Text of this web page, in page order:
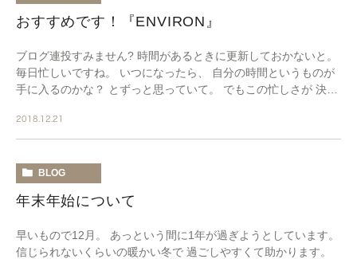
おすすめです！『ENVIRON』
ブログ連投すみません? 時間があるときに更新しておかないと。
毎日忙しいですね。 いつになったら、 自分の時間というものが
手に入るのかな？ とずっと思っていて。 でもこの忙しさが 決し
2018.12.21
BLOG
年末年始について
早いもので12月。 あっという間に1年が過ぎようとしています。
信じられないくらいの暖かい冬で 過ごしやすくて助かります。